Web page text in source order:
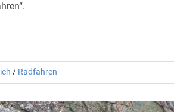
/ Radfahren